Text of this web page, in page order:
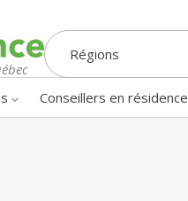
Régions
Conseillers en résidence